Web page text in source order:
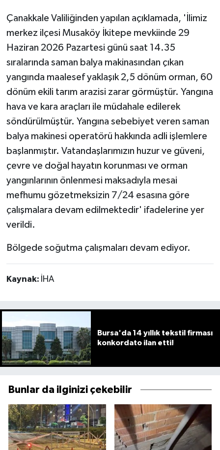
Çanakkale Valiliğinden yapılan açıklamada, 'İlimiz
merkez ilçesi Musaköy İkitepe mevkiinde 29
Haziran 2026 Pazartesi günü saat 14.35
sıralarında saman balya makinasından çıkan
yangında maalesef yaklaşık 2,5 dönüm orman, 60
dönüm ekili tarım arazisi zarar görmüştür. Yangına
hava ve kara araçları ile müdahale edilerek
söndürülmüştür. Yangına sebebiyet veren saman
balya makinesi operatörü hakkında adli işlemlere
başlanmıştır. Vatandaşlarımızın huzur ve güveni,
çevre ve doğal hayatın korunması ve orman
yangınlarının önlenmesi maksadıyla mesai
mefhumu gözetmeksizin 7/24 esasına göre
çalışmalara devam edilmektedir' ifadelerine yer
verildi.
Bölgede soğutma çalışmaları devam ediyor.
Kaynak: İHA
Bursa'da 14 yıllık tekstil firması
konkordato ilan etti!
Bunlar da ilginizi çekebilir